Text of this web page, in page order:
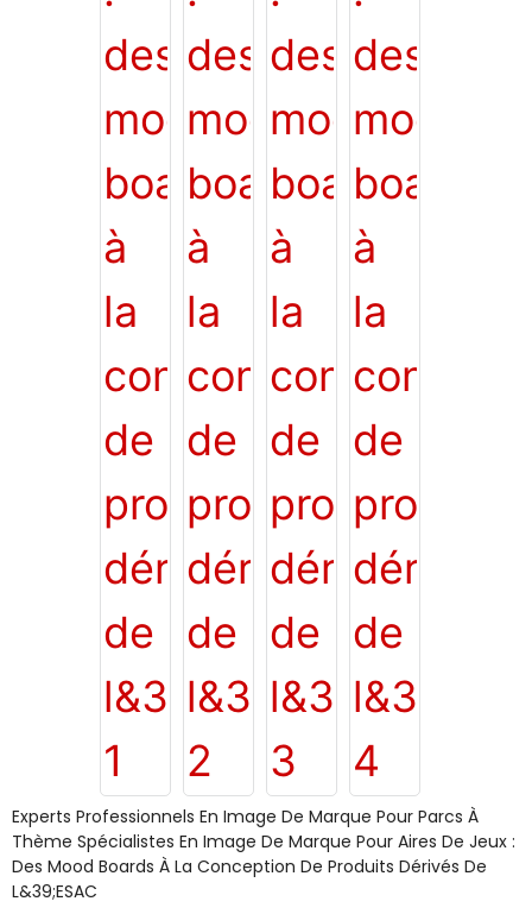
Experts Professionnels En Image De Marque Pour Parcs À
Thème Spécialistes En Image De Marque Pour Aires De Jeux :
Des Mood Boards À La Conception De Produits Dérivés De
L&39;ESAC